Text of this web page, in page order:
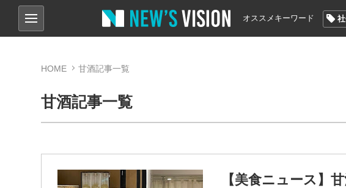
オススメキーワード
HOME 甘酒記事一覧
甘酒記事一覧
【美食ニュース】